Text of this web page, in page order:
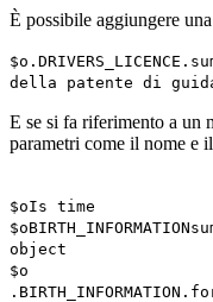
È possibile aggiungere
$o . DRIVERS_LICENCE .
della patente di
E se si fa riferimento a un
parametri come il nome e
$oIs time
$oBIRTH_INFORMATION
object
$o
. BIRTH_INFORMATION .